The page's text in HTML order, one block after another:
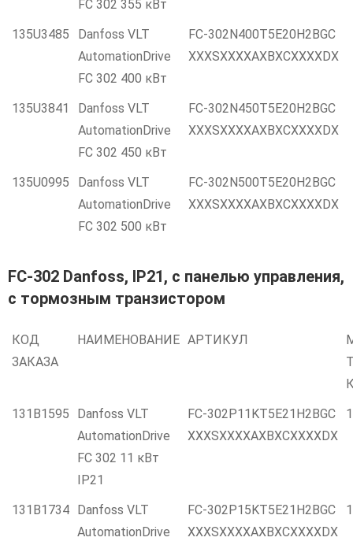
FC 302 355 кВт
135U3485
Danfoss VLT
AutomationDrive
FC 302 400 кВт
FC-302N400T5E20H2BGC
XXXSXXXXAXBXCXXXXDX
135U3841
Danfoss VLT
AutomationDrive
FC 302 450 кВт
FC-302N450T5E20H2BGC
XXXSXXXXAXBXCXXXXDX
135U0995
Danfoss VLT
AutomationDrive
FC 302 500 кВт
FC-302N500T5E20H2BGC
XXXSXXXXAXBXCXXXXDX
FC-302 Danfoss, IP21, с панелью управления,
c тормозным транзистором
КОД
ЗАКАЗА
НАИМЕНОВАНИЕ АРТИКУЛ
131B1595
Danfoss VLT
AutomationDrive
FC 302 11 кВт
IP21
FC-302P11KT5E21H2BGC
XXXSXXXXAXBXCXXXXDX
131B1734
Danfoss VLT
AutomationDrive
FC-302P15KT5E21H2BGC
XXXSXXXXAXBXCXXXXDX